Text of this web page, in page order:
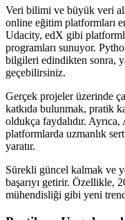
Veri bilimi ve büyük veri
online eğitim platformları
Udacity, edX gibi
programları sunuyor.
bilgileri edindikten sonra,
geçebilirsiniz.
Gerçek projeler üzerinde
katkıda bulunmak, pratik
oldukça faydalıdır.
platformlarda uzmanlık
yaratır.
Sürekli güncel kalmak ve
başarıyı getirir. Özellikle,
mühendisliği gibi yeni